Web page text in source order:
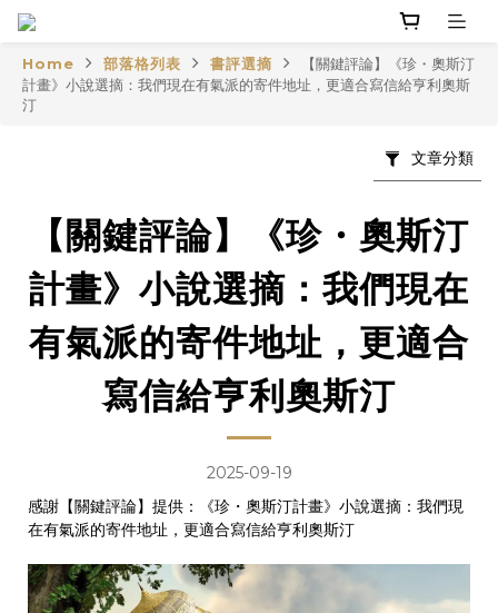
Home 部落格列表 書評選摘
【關鍵評論】《珍・奧斯汀
計畫》小說選摘：我們現在有氣派的寄件地址，更適合寫信給亨利奧斯
汀
文章分類
【關鍵評論】《珍・奧斯汀
計畫》小說選摘：我們現在
有氣派的寄件地址，更適合
寫信給亨利奧斯汀
2025-09-19
感謝【關鍵評論】提供：
《珍・奧斯汀計畫》小說選摘：我們現
在有氣派的寄件地址，更適合寫信給亨利奧斯汀